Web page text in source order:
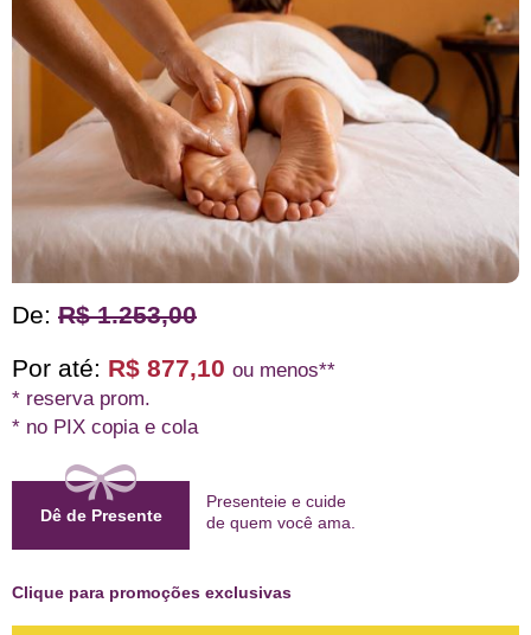
De: R$ 1.253,00
Por até: R$ 877,10 ou menos**
* reserva prom.
* no PIX copia e cola
Dê de Presente
Presenteie e cuide
de quem você ama
Clique para promoções exclusivas